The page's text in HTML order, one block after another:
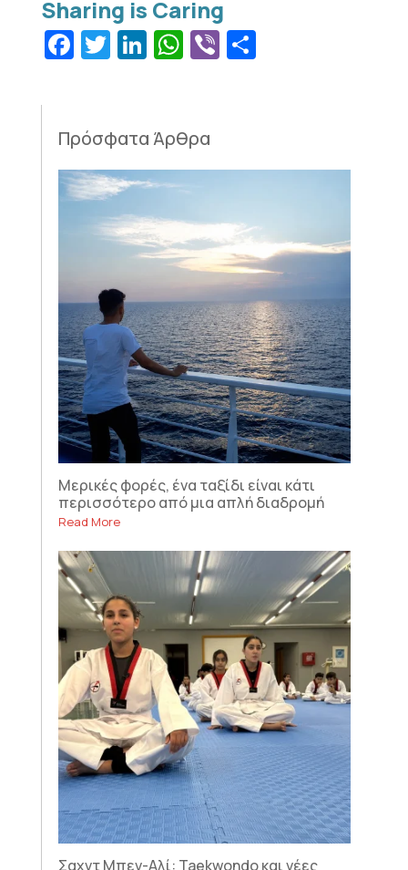
Facebook
Twitter
LinkedIn
WhatsApp
Viber
Πρόσφατα Άρθρα
Μερικές φορές, ένα ταξίδι είναι κάτι
περισσότερο από μια απλή διαδρομή
Read More
Σαχντ Μπεν-Αλί: Taekwondo και νέες